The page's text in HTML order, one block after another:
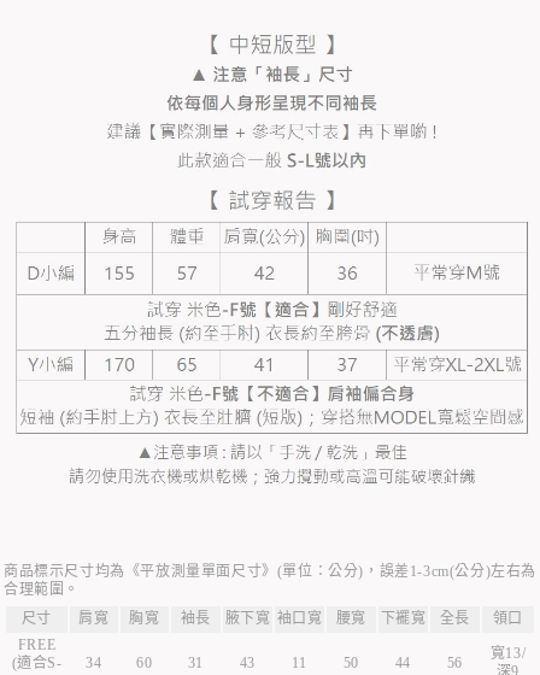
商品標示尺寸均為《平放測量單面尺寸》(單位：公分)，誤差1-3cm(公分)左右為
合理範圍。
尺寸
肩寬 胸寬 袖長 腋下寬 袖口寬 腰寬 下襬寬 全長
領口
FREE
(適合S-
34 60 31 43 11 50 44 56
寬13/
深9